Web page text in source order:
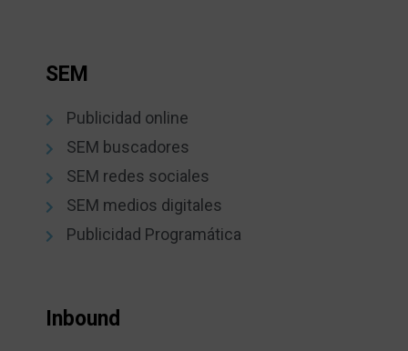
SEM
Publicidad online
SEM buscadores
SEM redes sociales
SEM medios digitales
Publicidad Programática
Inbound